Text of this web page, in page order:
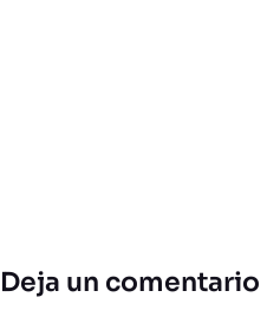
Deja un comentario